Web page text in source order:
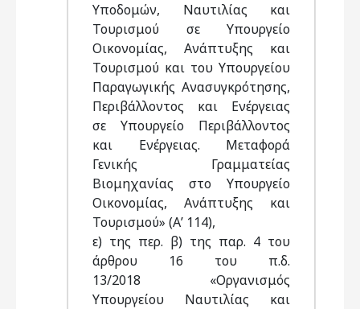
Υποδομών, Ναυτιλίας και
Τουρισμού σε Υπουργείο
Οικονομίας, Ανάπτυξης και
Τουρισμού και του Υπουργείου
Παραγωγικής Ανασυγκρότησης,
Περιβάλλοντος και Ενέργειας
σε Υπουργείο Περιβάλλοντος
και Ενέργειας. Μεταφορά
Γενικής Γραμματείας
Βιομηχανίας στο Υπουργείο
Οικονομίας, Ανάπτυξης και
Τουρισμού» (Α’ 114),
ε) της περ. β) της παρ. 4 του
άρθρου 16 του π.δ.
13/2018 «Οργανισμός
Υπουργείου Ναυτιλίας και